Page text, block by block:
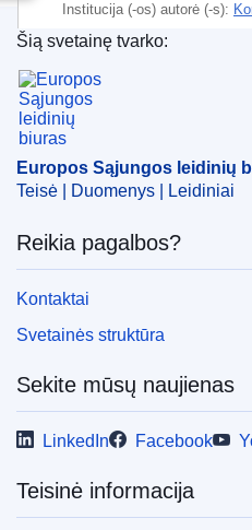
Institucija (-os) autorė (-s):
direktoratas(Europos Komisija
Tema:
pagalbos kontrolė
Vokietija
CELEX : 52025AS114252
OJ : C_202505626
pdfa2a
Europos Sąjungos
Šią svetainę tvarko:
Europos Sąjungos leidinių
Teisė | Duomenys | Leidiniai
Reikia pagalbos?
Kontaktai
Svetainės struktūra
Sekite mūsų naujienas
LinkedIn Facebook
Teisinė informacija